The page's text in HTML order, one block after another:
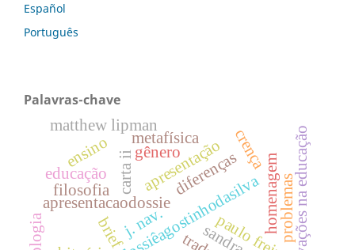
Español
Português
Palavras-chave
apresentação
dossiêagostinhodasilva
apresentacaodossie
briefj. nav.
carta ii homenagem
diferenças subjetivações na educação
filosofia
metafísica
paulo freire
matthew lipman
educação
crença
gênero
ensino
problemas